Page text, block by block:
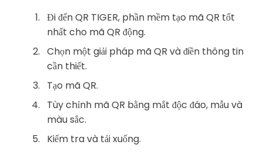
Đi đến QR TIGER, phần mềm tạo mã QR tốt
nhất cho mã QR động.
Chọn một giải pháp mã QR và điền thông tin
cần thiết.
Tạo mã QR.
Tùy chỉnh mã QR bằng mắt độc đáo, mẫu và
màu sắc.
Kiểm tra và tải xuống.